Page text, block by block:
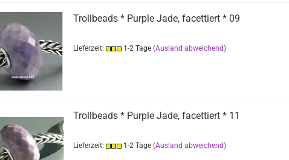
Trollbeads * Purple Jade, facettiert * 09
Lieferzeit: 1-2 Tage (Ausland abweichend)
Trollbeads * Purple Jade, facettiert * 11
Lieferzeit: 1-2 Tage (Ausland abweichend)